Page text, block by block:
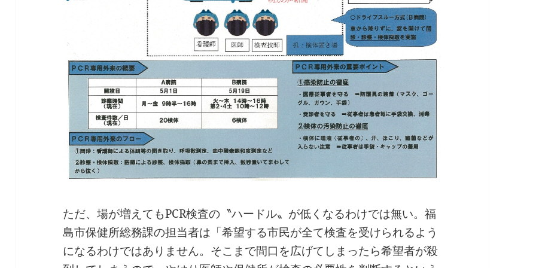
ただ、場が増えてもPCR検査の〝ハードル〟が低くなるわけでは無い。福
島市保健所総務課の担当者は「希望する市民が全て検査を受けられるよう
になるわけではありません。そこまで間口を広げてしまったら希望者が殺